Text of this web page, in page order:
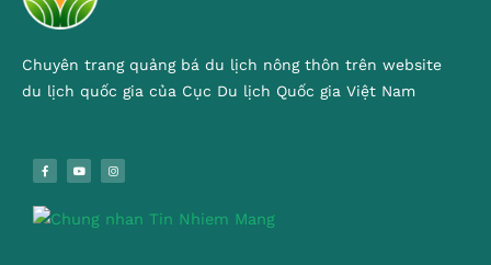
Chuyên trang quảng bá du lịch nông thôn trên website
du lịch quốc gia của Cục Du lịch Quốc gia Việt Nam